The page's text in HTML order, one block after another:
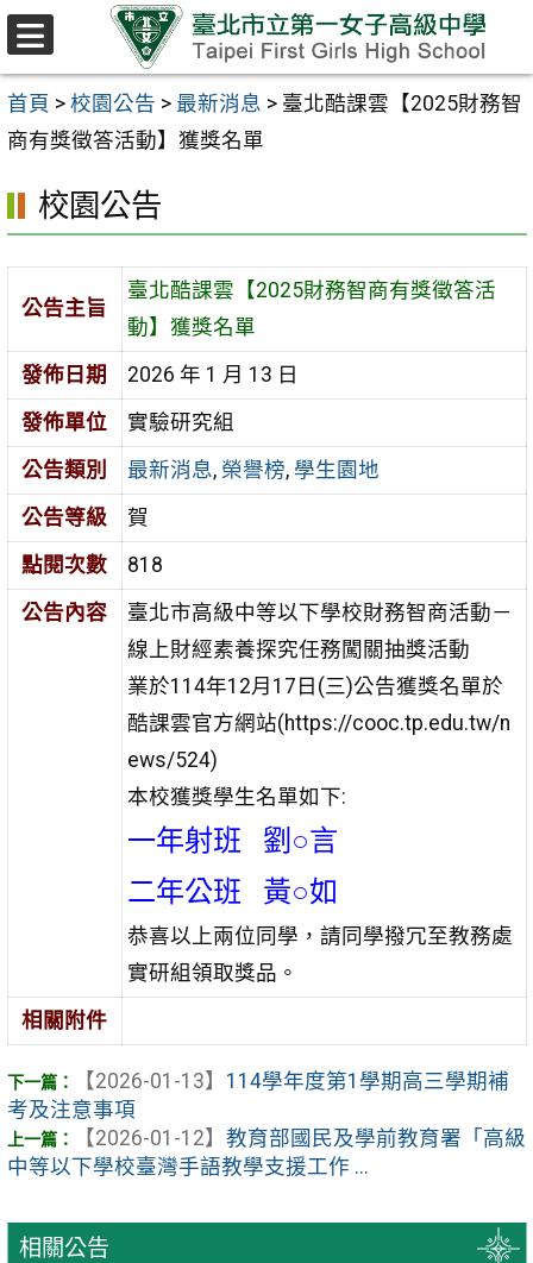
跳至主要內容區
首頁 > 校園公告 > 最新消息 > 臺北酷課雲【2025財務智
商有獎徵答活動】獲獎名單
相關公告
校園公告
公告主旨
臺北酷課雲【2025財務智商有獎徵答活
動】獲獎名單
發佈日期
2026 年 1 月 13 日
發佈單位
實驗研究組
公告類別
最新消息, 榮譽榜, 學生園地
公告等級
賀
點閱次數
818
公告內容
臺北市⾼級中等以下學校財務智商活動－
線上財經素養探究任務闖關抽獎活動
業於114年12月17日(三)公告獲獎名單於
酷課雲官方網站(https://cooc.tp.edu.tw/n
ews/524)
本校獲獎學生名單如下:
一年射班 劉○言
二年公班 黃○如
恭喜以上兩位同學，請同學撥冗至教務處
實研組領取獎品。
相關附件
【2026-01-13】 114學年度第1學期高三學期補
考及注意事項
【2026-01-12】 教育部國民及學前教育署「高級
中等以下學校臺灣手語教學支援工作 ...
選
單